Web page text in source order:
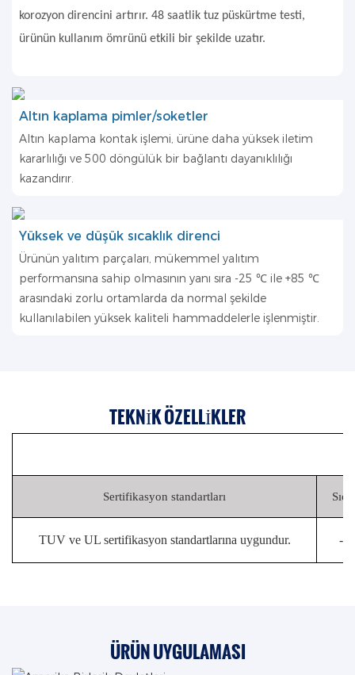
korozyon direncini artırır. 48 saatlik tuz püskürtme testi,
ürünün kullanım ömrünü etkili bir şekilde uzatır.
Altın kaplama pimler/soketler
Altın kaplama kontak işlemi, ürüne daha yüksek iletim
kararlılığı ve 500 döngülük bir bağlantı dayanıklılığı
kazandırır.
Yüksek ve düşük sıcaklık direnci
Ürünün yalıtım parçaları, mükemmel yalıtım
performansına sahip olmasının yanı sıra -25 ℃ ile +85 ℃
arasındaki zorlu ortamlarda da normal şekilde
kullanılabilen yüksek kaliteli hammaddelerle işlenmiştir.
TEKNIK ÖZELLIKLER
Sertifikasyon standartları
TUV ve UL sertifikasyon standartlarına uygundur. -
ÜRÜN UYGULAMASI